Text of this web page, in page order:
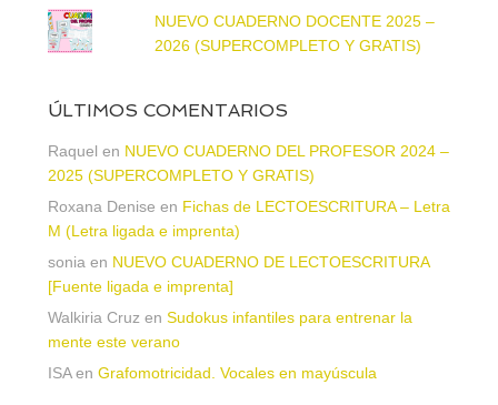
NUEVO CUADERNO DOCENTE 2025 –
2026 (SUPERCOMPLETO Y GRATIS)
ÚLTIMOS COMENTARIOS
Raquel en NUEVO CUADERNO DEL PROFESOR 2024 –
2025 (SUPERCOMPLETO Y GRATIS)
Roxana Denise en Fichas de LECTOESCRITURA – Letra
M (Letra ligada e imprenta)
sonia en NUEVO CUADERNO DE LECTOESCRITURA
[Fuente ligada e imprenta]
Walkiria Cruz en Sudokus infantiles para entrenar la
mente este verano
ISAen Grafomotricidad. Vocales en mayúscula